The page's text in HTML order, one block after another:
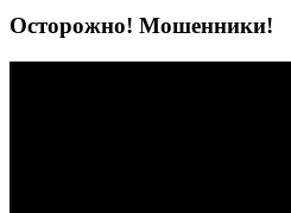
Осторожно! Мошенники!